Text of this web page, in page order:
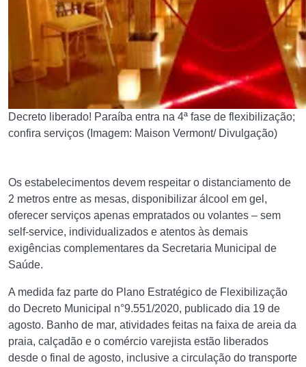
Decreto liberado! Paraíba entra na 4ª fase de flexibilização;
confira serviços (Imagem: Maison Vermont/ Divulgação)
Os estabelecimentos devem respeitar o distanciamento de
2 metros entre as mesas, disponibilizar álcool em gel,
oferecer serviços apenas empratados ou volantes – sem
self-service, individualizados e atentos às demais
exigências complementares da Secretaria Municipal de
Saúde.
A medida faz parte do Plano Estratégico de Flexibilização
do Decreto Municipal n°9.551/2020, publicado dia 19 de
agosto. Banho de mar, atividades feitas na faixa de areia da
praia, calçadão e o comércio varejista estão liberados
desde o final de agosto, inclusive a circulação do transporte